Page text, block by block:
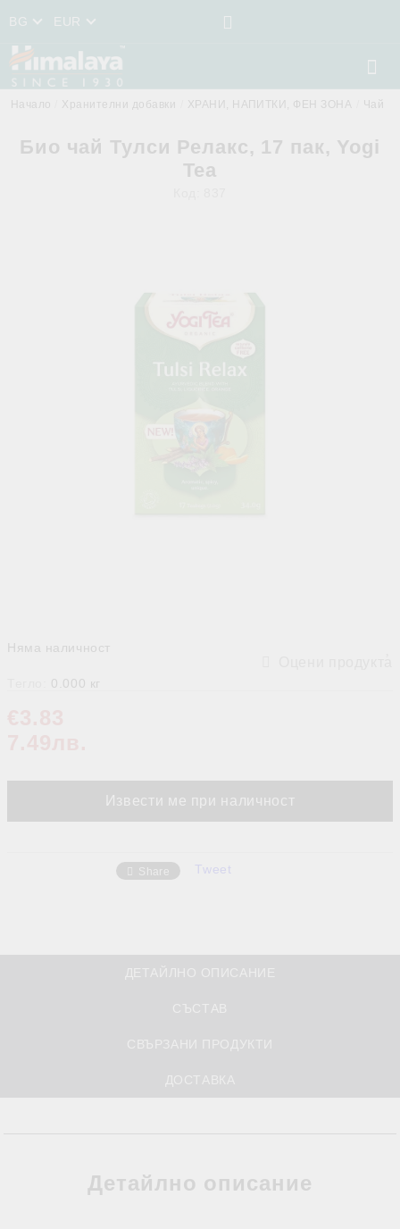
BG EUR
Начало Хранителни добавки ХРАНИ, НАПИТКИ, ФЕН ЗОНА Чай
Био чай Тулси Релакс, 17 пак, Yogi
Tea
Няма наличност
0.000 кг
Извести ме при наличност
Share Tweet
Детайлно описание